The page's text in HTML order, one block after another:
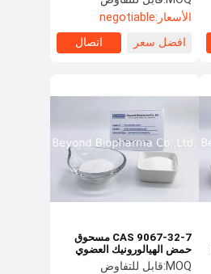
الأسعار:negotiable
افضل سعر
اتصال
CAS 9067-32-7 مسحوق
حمض الهيالورونيك العضوي
وظيفة المضادة للتجاعيد
MOQ: قابل للتفاوض